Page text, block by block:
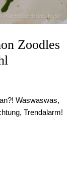
Zoodles
Waswaswas,
Trendalarm!